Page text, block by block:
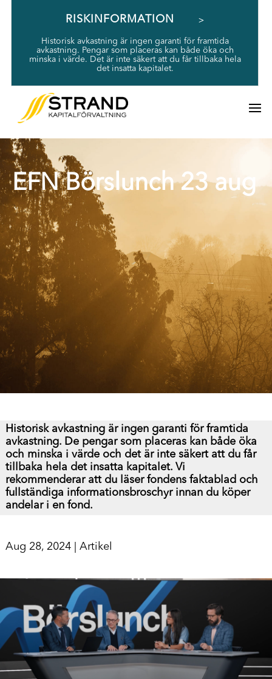
RISKINFORMATION
Historisk avkastning är ingen garanti för framtida
avkastning. Pengar som placeras kan både öka och
minska i värde. Det är inte säkert att du får tillbaka hela
det insatta kapitalet.
EFN Börslunch 23 aug
Historisk avkastning är ingen garanti för framtida
avkastning. De pengar som placeras kan både öka
och minska i värde och det är inte säkert att du får
tillbaka hela det insatta kapitalet. Vi
rekommenderar att du läser fondens faktablad och
fullständiga informationsbroschyr innan du köper
andelar i en fond.
Aug 28, 2024| Artikel